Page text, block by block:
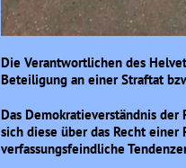
Die Verantwortlichen des
Beteiligung an einer Straftat
Das Demokratieverständnis
sich diese über das Recht
verfassungsfeindliche